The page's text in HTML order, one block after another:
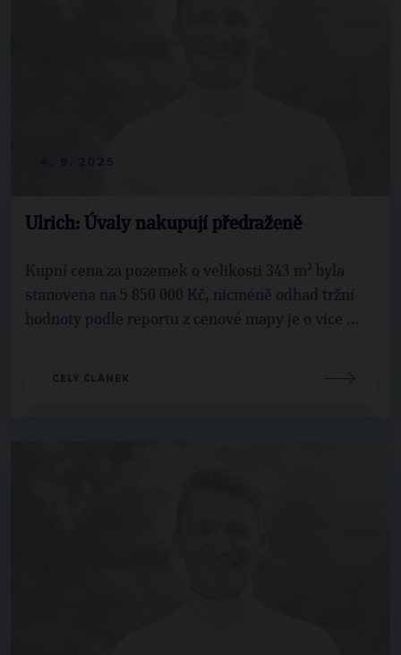
Ulrich: Úvaly nakupují předraženě
Kupní cena za pozemek o velikosti 343 m² byla
stanovena na 5 850 000 Kč, nicméně odhad tržní
hodnoty podle reportu z cenové mapy je o více ...
CELÝ ČLÁNEK